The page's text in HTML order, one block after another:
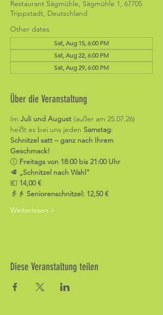
Restaurant Sägmühle, Sägmühle 1, 67705
Trippstadt, Deutschland
Other dates
Sat, Aug 15, 6:00 PM
Sat, Aug 22, 6:00 PM
Sat, Aug 29, 6:00 PM
Über die Veranstaltung
Im Juli und August (außer am 25.07.26)
heißt es bei uns jeden Samstag:
Schnitzel satt – ganz nach Ihrem
Geschmack!
🕕 Freitags von 18:00 bis 21:00 Uhr
🥩 „Schnitzel nach Wahl“
💶 14,00 €
👵👴 Seniorenschnitzel: 12,50 €
Weiterlesen >
Diese Veranstaltung teilen